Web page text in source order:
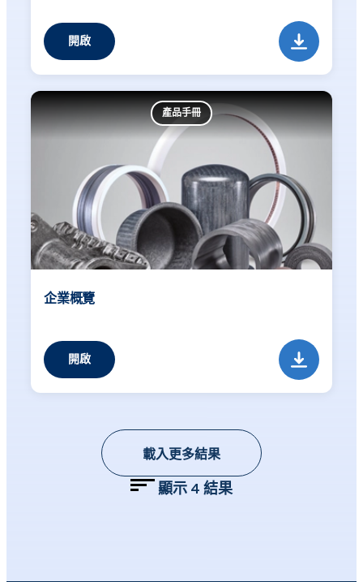
開啟
產品手冊
企業概覽
開啟
載入更多結果
顯示 4 結果